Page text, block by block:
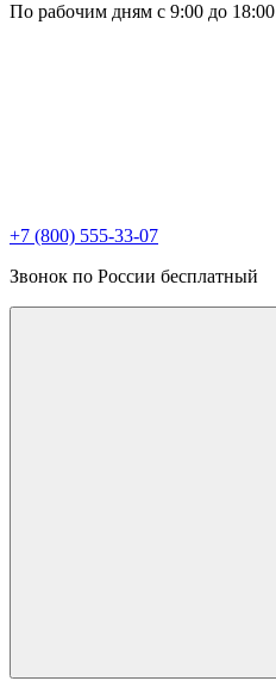
По рабочим дням с 9:00 до 18:00
+7 (800) 555-33-07
Звонок по России бесплатный